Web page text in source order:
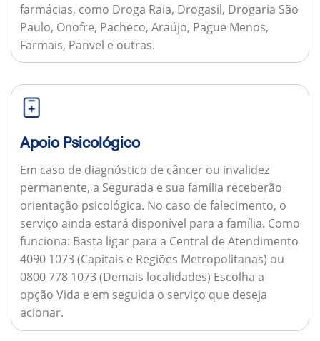
farmácias, como Droga Raia, Drogasil, Drogaria São
Paulo, Onofre, Pacheco, Araújo, Pague Menos,
Farmais, Panvel e outras.
Apoio Psicológico
Em caso de diagnóstico de câncer ou invalidez
permanente, a Segurada e sua família receberão
orientação psicológica. No caso de falecimento, o
serviço ainda estará disponível para a família. Como
funciona: Basta ligar para a Central de Atendimento
4090 1073 (Capitais e Regiões Metropolitanas) ou
0800 778 1073 (Demais localidades) Escolha a
opção Vida e em seguida o serviço que deseja
acionar.